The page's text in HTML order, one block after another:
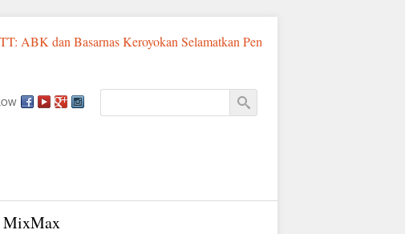
Keroyokan Selamatkan Pemancing Asal Fatululi
MixMax